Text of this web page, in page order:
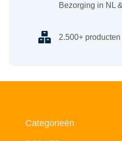
Bezorging in NL
2.500+ producten
Categorieën